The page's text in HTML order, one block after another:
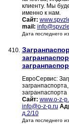
клиенту. Мы
именно к нам.
Сайт:
mail:
Дата последнего
410.
ЕвроСервис:
загранпаспорта
Сайт: www.o-z-
info@o-z-p.ru
д.2/10
Дата последнего